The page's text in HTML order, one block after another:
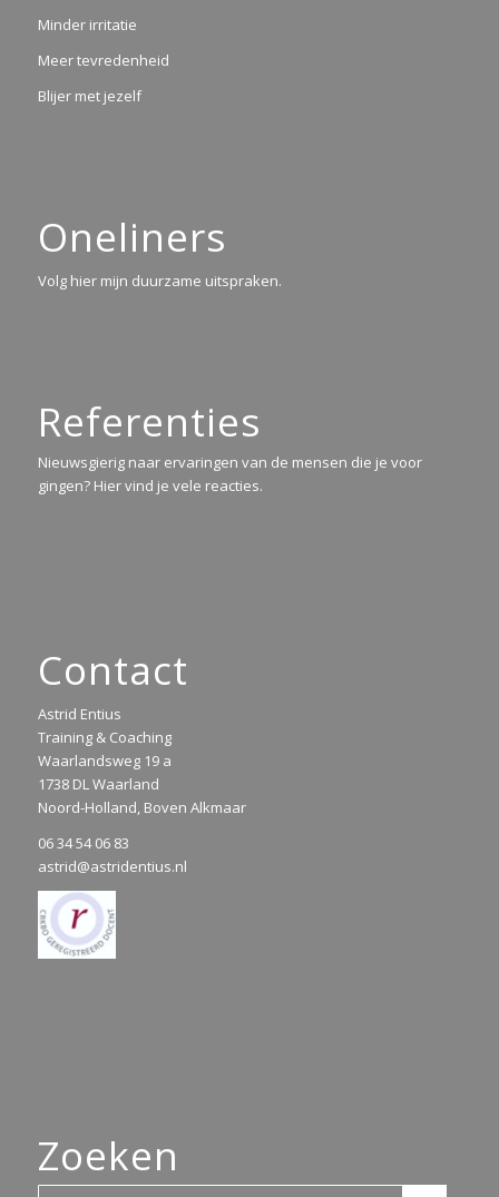
Minder irritatie
Meer tevredenheid
Blijer met jezelf
Oneliners
Volg hier mijn duurzame uitspraken.
Referenties
Nieuwsgierig naar ervaringen van de mensen die je voor
gingen? Hier vind je vele reacties.
Contact
Astrid Entius
Training & Coaching
Waarlandsweg 19 a
1738 DL Waarland
Noord-Holland, Boven Alkmaar
06 34 54 06 83
astrid@astridentius.nl
Zoeken